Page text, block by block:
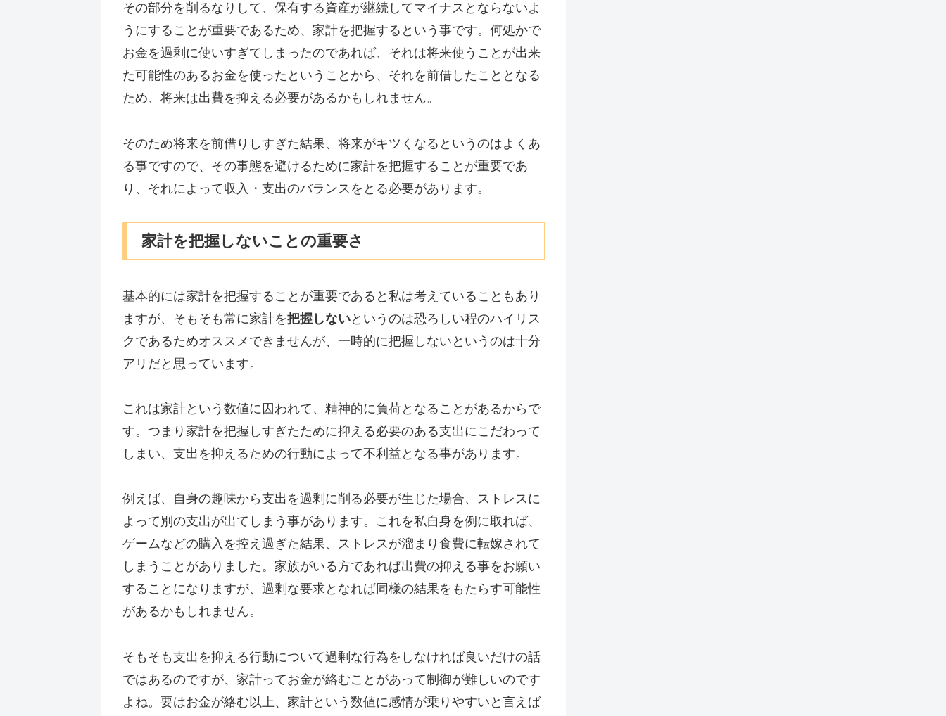
その部分を削るなりして、保有する資産が継続してマイナスとならないよ
うにすることが重要であるため、家計を把握するという事です。何処かで
お金を過剰に使いすぎてしまったのであれば、それは将来使うことが出来
た可能性のあるお金を使ったということから、それを前借したこととなる
ため、将来は出費を抑える必要があるかもしれません。
そのため将来を前借りしすぎた結果、将来がキツくなるというのはよくあ
る事ですので、その事態を避けるために家計を把握することが重要であ
り、それによって収入・支出のバランスをとる必要があります。
家計を把握しないことの重要さ
基本的には家計を把握することが重要であると私は考えていることもあり
ますが、そもそも常に家計を把握しないというのは恐ろしい程のハイリス
クであるためオススメできませんが、一時的に把握しないというのは十分
アリだと思っています。
これは家計という数値に囚われて、精神的に負荷となることがあるからで
す。つまり家計を把握しすぎたために抑える必要のある支出にこだわって
しまい、支出を抑えるための行動によって不利益となる事があります。
例えば、自身の趣味から支出を過剰に削る必要が生じた場合、ストレスに
よって別の支出が出てしまう事があります。これを私自身を例に取れば、
ゲームなどの購入を控え過ぎた結果、ストレスが溜まり食費に転嫁されて
しまうことがありました。家族がいる方であれば出費の抑える事をお願い
することになりますが、過剰な要求となれば同様の結果をもたらす可能性
があるかもしれません。
そもそも支出を抑える行動について過剰な行為をしなければ良いだけの話
ではあるのですが、家計ってお金が絡むことがあって制御が難しいのです
よね。要はお金が絡む以上、家計という数値に感情が乗りやすいと言えば